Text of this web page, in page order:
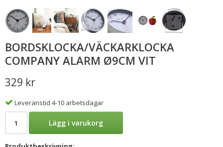
BORDSKLOCKA/VÄCKARKLOCKA
COMPANY ALARM Ø9CM VIT
329 kr
Leveranstid 4-10 arbetsdagar
Lägg i varukorg